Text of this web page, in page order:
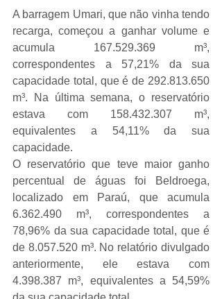
A barragem Umari, que não vinha tendo
recarga, começou a ganhar volume e
acumula 167.529.369 m³,
correspondentes a 57,21% da sua
capacidade total, que é de 292.813.650
m³. Na última semana, o reservatório
estava com 158.432.307 m³,
equivalentes a 54,11% da sua
capacidade.
O reservatório que teve maior ganho
percentual de águas foi Beldroega,
localizado em Paraú, que acumula
6.362.490 m³, correspondentes a
78,96% da sua capacidade total, que é
de 8.057.520 m³. No relatório divulgado
anteriormente, ele estava com
4.398.387 m³, equivalentes a 54,59%